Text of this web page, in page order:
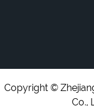
Copyright ©
Co.,